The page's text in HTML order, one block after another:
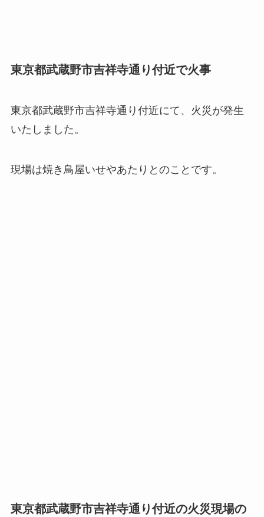
東京都武蔵野市吉祥寺通り付近で火事
東京都武蔵野市吉祥寺通り付近にて、火災が発生
いたしました。
現場は焼き鳥屋いせやあたりとのことです。
東京都武蔵野市吉祥寺通り付近の火災現場の